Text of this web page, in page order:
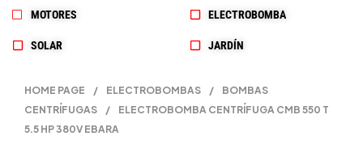
MOTORES ELECTROBOMBA
SOLAR JARDÍN
HOME PAGE / ELECTROBOMBAS /
BOMBAS
CENTRÍFUGAS
/
ELECTROBOMBA CENTRÍFUGA CMB 550 T
5.5 HP 380V EBARA